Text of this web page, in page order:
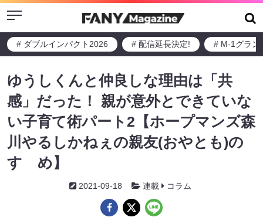
Menu
# ダブルインパクト2026 # 配信延長決定! # M-1グラン
ゆうしくんと仲良しな理由は「共
感」だった！ 親が意外とできていな
い子育て術パート2【ホープマンズ森
川やるしかねぇの親友(おやとも)の
すゝめ】
2021-09-18 連載 コラム